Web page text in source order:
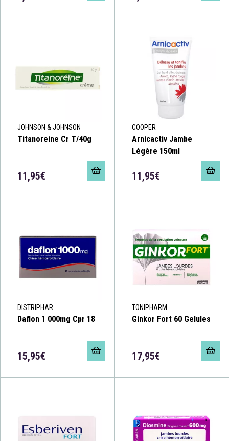
JOHNSON & JOHNSON
Titanoreine Cr T/40g
11,95€
COOPER
Arnicactiv Jambe
Légère 150ml
11,95€
DISTRIPHAR
Daflon 1 000mg Cpr 18
15,95€
TONIPHARM
Ginkor Fort 60 Gelules
17,95€